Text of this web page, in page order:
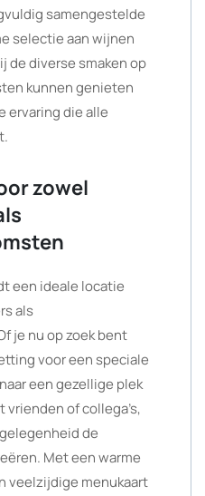
samengestelde
selectie aan wijnen
de diverse smaken op
kunnen genieten
ervaring die alle
zowel
een ideale locatie
als
je nu op zoek bent
voor een speciale
een gezellige plek
of collega’s,
de
Met een warme
veelzijdige menukaart